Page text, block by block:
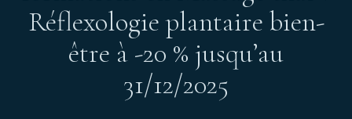
Réflexologie plantaire bien-
être à -20 % jusqu’au
31/12/2025